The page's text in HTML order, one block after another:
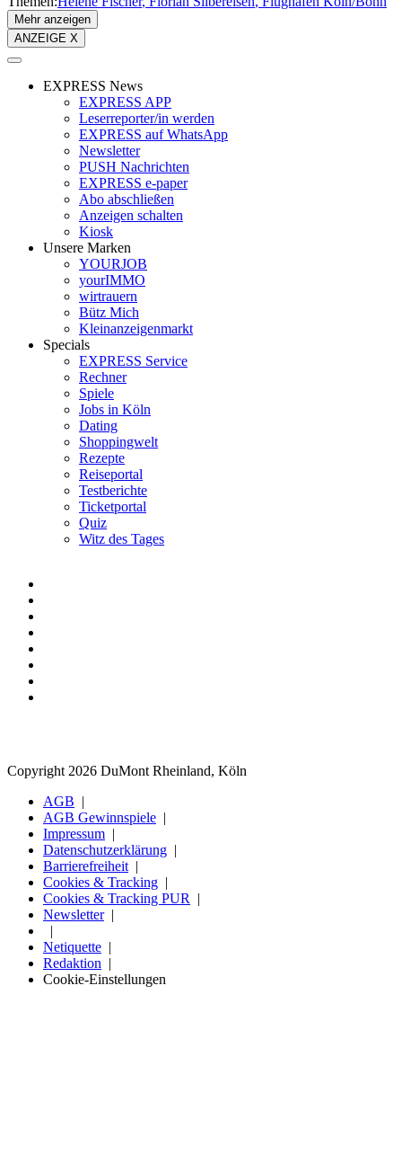
Mehr anzeigen
ANZEIGE X
EXPRESS News
EXPRESS APP
Leserreporter/in werden
EXPRESS auf WhatsApp
Newsletter
PUSH Nachrichten
EXPRESS e-paper
Abo abschließen
Anzeigen schalten
Kiosk
Unsere Marken
YOURJOB
yourIMMO
wirtrauern
Bütz Mich
Kleinanzeigenmarkt
Specials
EXPRESS Service
Rechner
Spiele
Jobs in Köln
Dating
Shoppingwelt
Rezepte
Reiseportal
Testberichte
Ticketportal
Quiz
Witz des Tages
Copyright 2026 DuMont Rheinland, Köln
AGB
AGB Gewinnspiele
Impressum
Datenschutzerklärung
Barrierefreiheit
Cookies & Tracking
Cookies & Tracking PUR
Newsletter
Netiquette
Redaktion
Cookie-Einstellungen